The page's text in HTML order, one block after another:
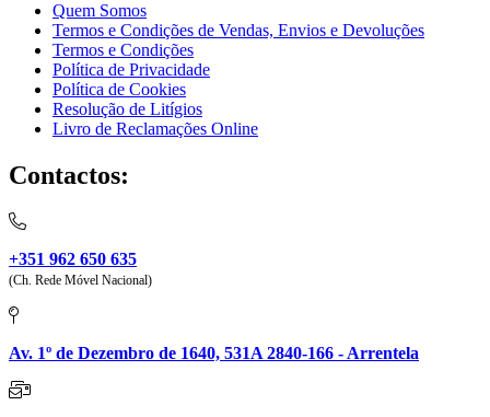
Quem Somos
Termos e Condições de Vendas, Envios e Devoluções
Termos e Condições
Política de Privacidade
Política de Cookies
Resolução de Litígios
Livro de Reclamações Online
Contactos:
+351 962 650 635
(Ch. Rede Móvel Nacional)
Av. 1º de Dezembro de 1640, 531A 2840-166 - Arrentela